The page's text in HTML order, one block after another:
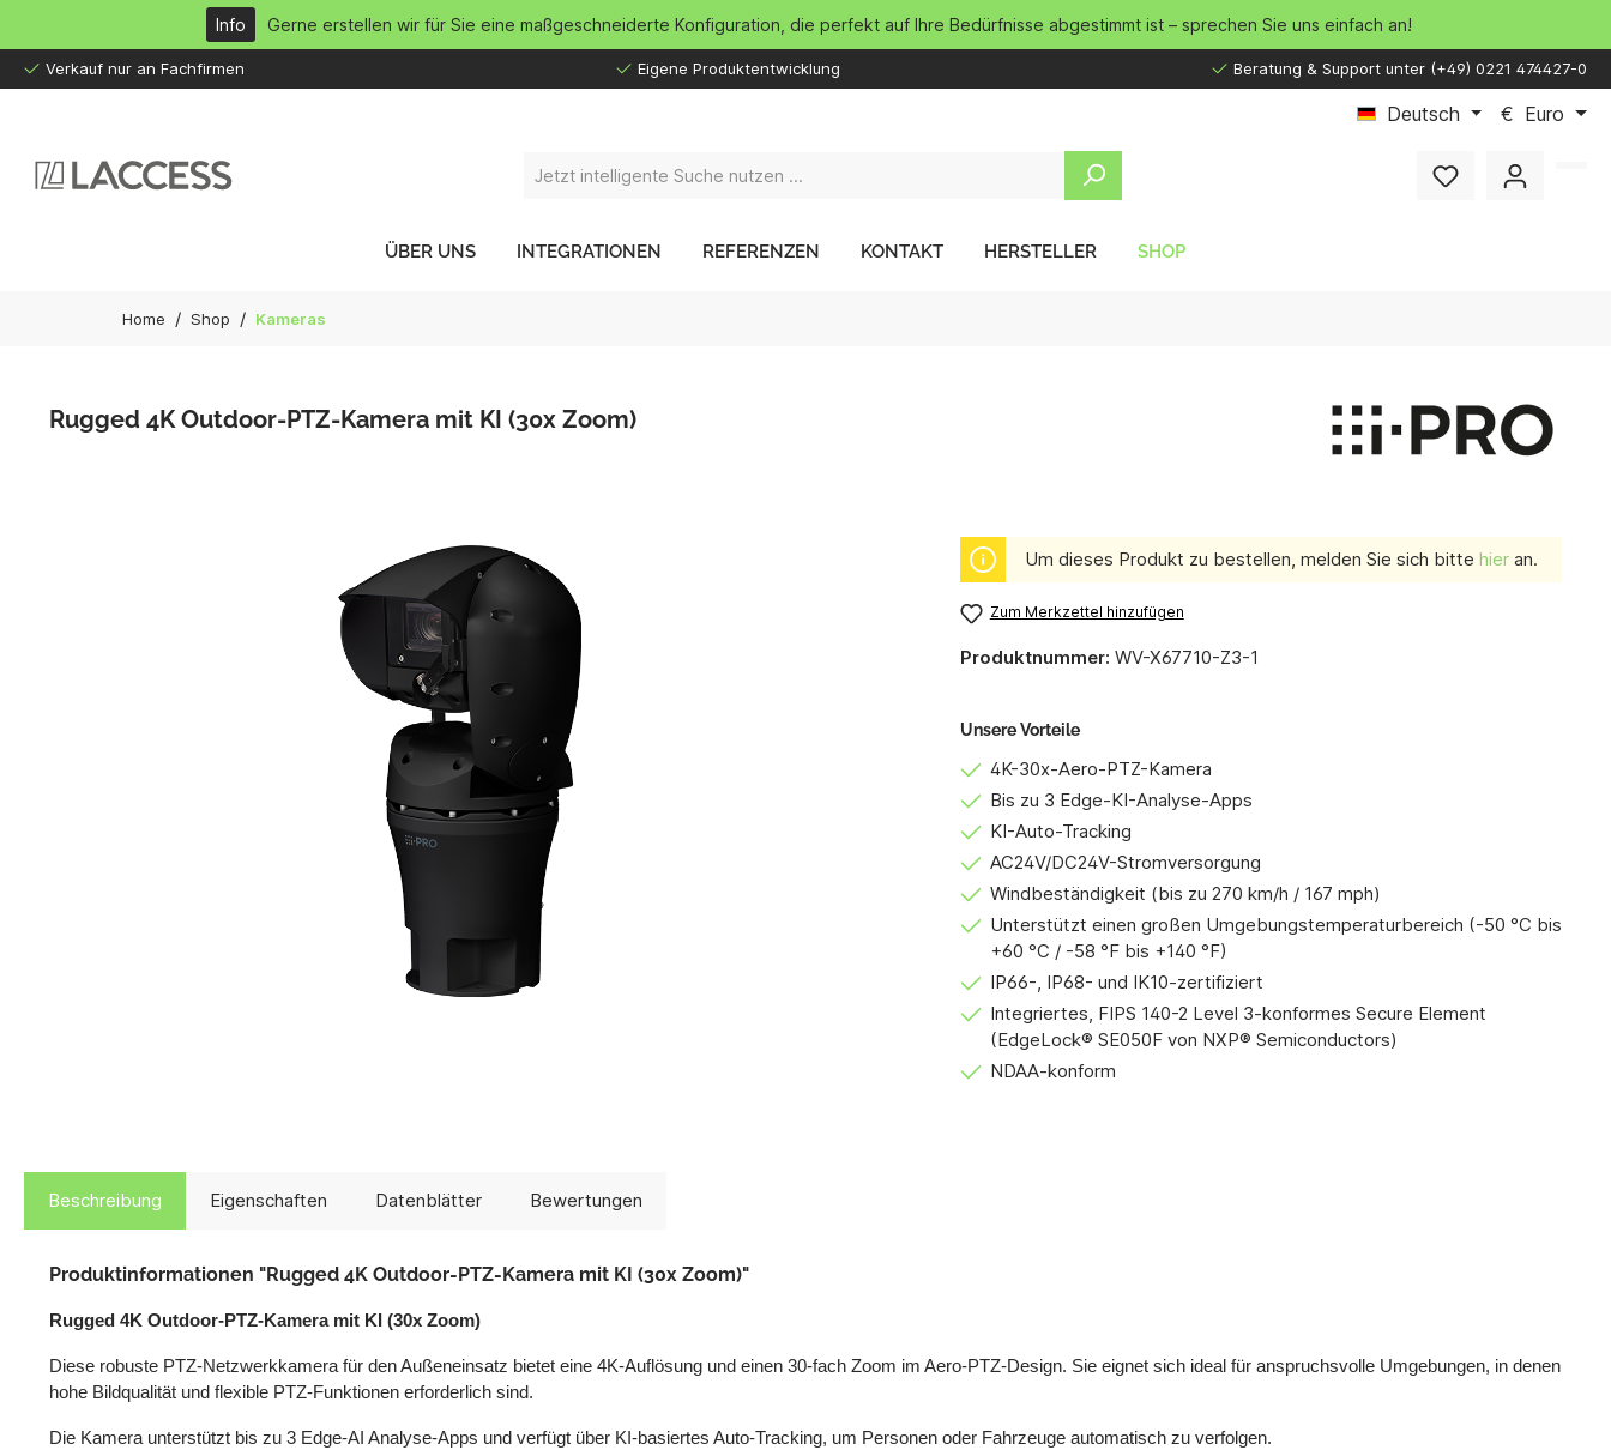
Info Gerne erstellen wir für Sie eine maßgeschneiderte Konfiguration, die perfekt auf Ihre Bedürfnisse abgestimmt ist – sprechen Sie uns einfach an!
Verkauf nur an Fachfirmen Eigene Produktentwicklung Beratung & Support unter (+49) 0221 474427-0
Deutsch € Euro
ÜBER UNS INTEGRATIONEN REFERENZEN KONTAKT HERSTELLER SHOP
Home / Shop / Kameras
Rugged 4K Outdoor-PTZ-Kamera mit KI (30x Zoom)
Um dieses Produkt zu bestellen, melden Sie sich bitte hieran.
Zum Merkzettel hinzufügen
Produktnummer: WV-X67710-Z3-1
Unsere Vorteile
4K-30x-Aero-PTZ-Kamera
Bis zu 3 Edge-KI-Analyse-Apps
KI-Auto-Tracking
AC24V/DC24V-Stromversorgung
Windbeständigkeit (bis zu 270 km/h / 167 mph)
Unterstützt einen großen Umgebungstemperaturbereich (-50 °C bis
+60 °C / -58 °F bis +140 °F)
IP66-, IP68- und IK10-zertifiziert
Integriertes, FIPS 140-2 Level 3-konformes Secure Element
(EdgeLock® SE050F von NXP® Semiconductors)
NDAA-konform
Beschreibung Eigenschaften Datenblätter Bewertungen
Produktinformationen "Rugged 4K Outdoor-PTZ-Kamera mit KI (30x Zoom)"
Rugged 4K Outdoor-PTZ-Kamera mit KI (30x Zoom)
Diese robuste PTZ-Netzwerkkamera für den Außeneinsatz bietet eine 4K-Auflösung und einen 30-fach Zoom im Aero-PTZ-Design. Sie eignet sich ideal für anspruchsvolle Umgebungen, in denen
hohe Bildqualität und flexible PTZ-Funktionen erforderlich sind.
Die Kamera unterstützt bis zu 3 Edge-AI Analyse-Apps und verfügt über KI-basiertes Auto-Tracking, um Personen oder Fahrzeuge automatisch zu verfolgen.